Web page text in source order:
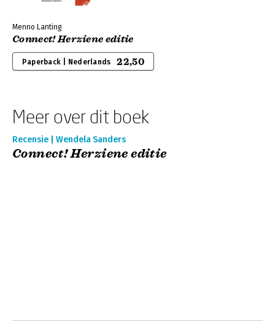
Menno Lanting
Connect! Herziene editie
Paperback | Nederlands 22,50
Meer over dit boek
Recensie | Wendela Sanders
Connect! Herziene editie